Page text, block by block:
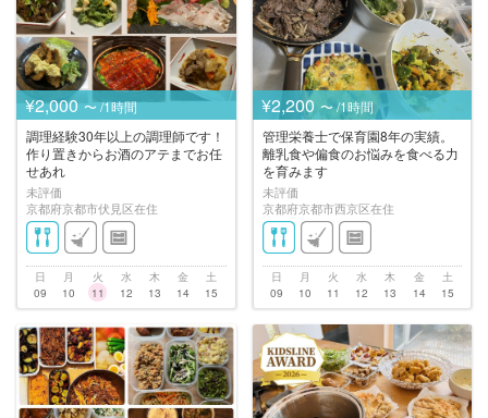
¥2,000 〜 /1時間
調理経験30年以上の調理師です！
作り置きからお酒のアテまでお任
せあれ
未評価
京都府京都市伏見区在住
日
09
月
10
火
11
水
12
木
13
金
14
土
15
¥2,200 〜 /1時間
管理栄養士で保育園8年の実績。
離乳食や偏食のお悩みを食べる力
を育みます
未評価
京都府京都市西京区在住
日
09
月
10
火
11
水
12
木
13
金
14
土
15